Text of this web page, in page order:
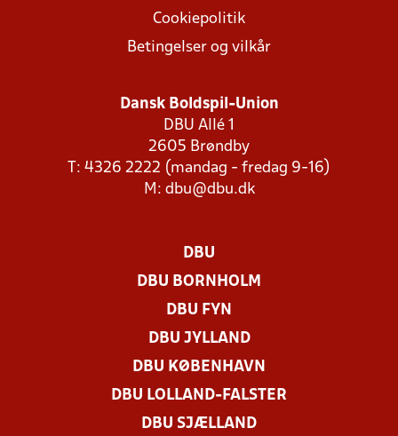
Cookiepolitik
Betingelser og vilkår
Dansk Boldspil-Union
DBU Allé 1
2605 Brøndby
T: 4326 2222 (mandag - fredag 9-16)
M: dbu@dbu.dk
DBU
DBU BORNHOLM
DBU FYN
DBU JYLLAND
DBU KØBENHAVN
DBU LOLLAND-FALSTER
DBU SJÆLLAND